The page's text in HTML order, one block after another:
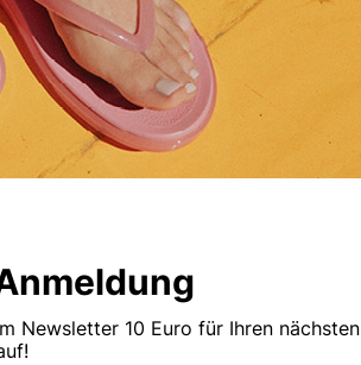
Newsletter 10 Euro für Ihren nächsten